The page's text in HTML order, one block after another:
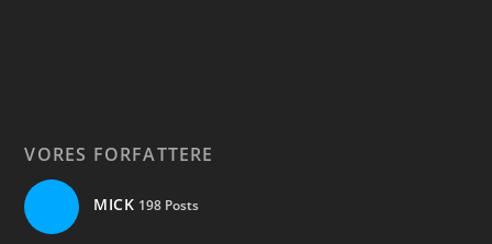
VORES FORFATTERE
MICK 198 Posts